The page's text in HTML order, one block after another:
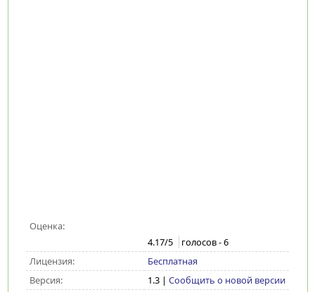
Оценка:
4.17/5 голосов -6
Лицензия:
Бесплатная
Версия:
1.3| Сообщить о новой версии